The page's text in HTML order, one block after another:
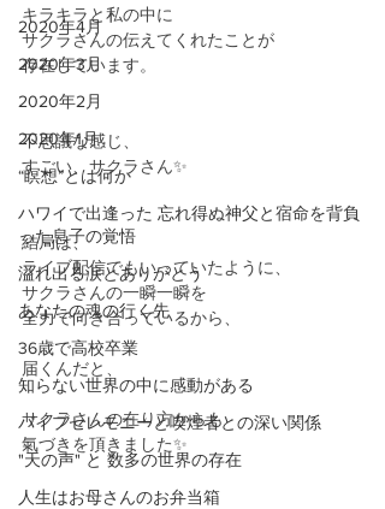
2020年4月
2020年3月
2020年2月
2020年1月
“瞑想”とは何か
ハワイで出逢った 忘れ得ぬ神父と宿命を背負
った息子の覚悟
溢れ出る涙とありがとう
あなたの魂の行く先
36歳で高校卒業
知らない世界の中に感動がある
パイプセレモニーと喫煙者との深い関係
"天の声" と 数多の世界の存在
人生はお母さんのお弁当箱
キラキラと私の中に
サクラさんの伝えてくれたことが
存在しています。
不思議な感じ、
すごい、サクラさん✨
結局は、
ライブ配信でもいっていたように、
サクラさんの一瞬一瞬を
全力で向き合っているから、
届くんだと、
サクラさんの在り方からも
氣づきを頂きました✨